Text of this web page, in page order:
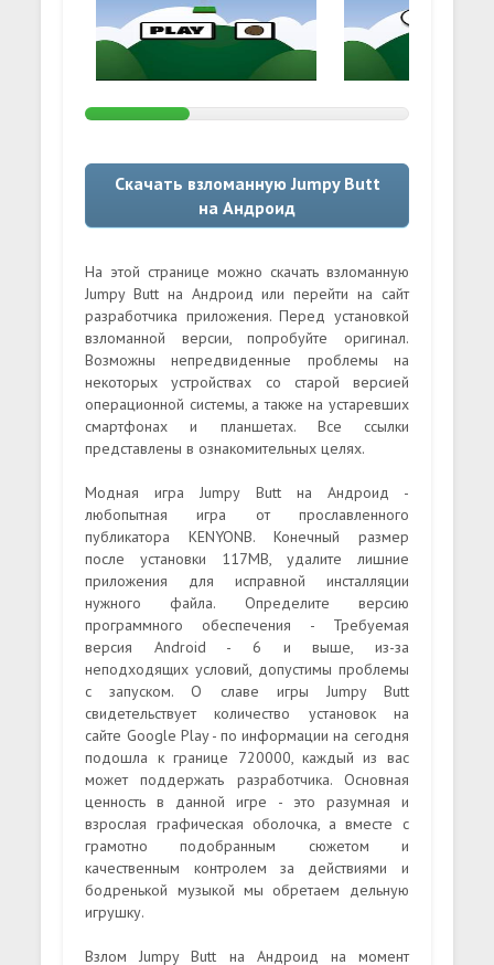
Скачать взломанную Jumpy Butt
на Андроид
На этой странице можно скачать взломанную
Jumpy Butt на Андроид или перейти на сайт
разработчика приложения. Перед установкой
взломанной версии, попробуйте оригинал.
Возможны непредвиденные проблемы на
некоторых устройствах со старой версией
операционной системы, а также на устаревших
смартфонах и планшетах. Все ссылки
представлены в ознакомительных целях.
Модная игра Jumpy Butt на Андроид -
любопытная игра от прославленного
публикатора KENYONB. Конечный размер
после установки 117MB, удалите лишние
приложения для исправной инсталляции
нужного файла. Определите версию
программного обеспечения - Требуемая
версия Android - 6 и выше, из-за
неподходящих условий, допустимы проблемы
с запуском. О славе игры Jumpy Butt
свидетельствует количество установок на
сайте Google Play - по информации на сегодня
подошла к границе 720000, каждый из вас
может поддержать разработчика. Основная
ценность в данной игре - это разумная и
взрослая графическая оболочка, а вместе с
грамотно подобранным сюжетом и
качественным контролем за действиями и
бодренькой музыкой мы обретаем дельную
игрушку.
Взлом Jumpy Butt на Андроид на момент